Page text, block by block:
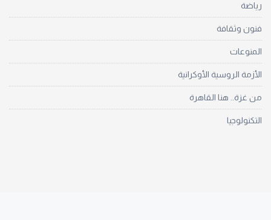
رياضة
فنون وثقافة
المنوعات
الأزمة الروسية الأوكرانية
من غزة.. هنا القاهرة
التكنولوجيا